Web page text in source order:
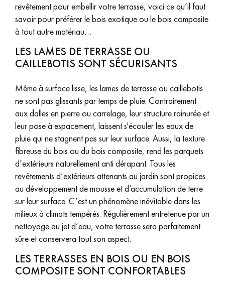
Obtenez un devis gratuit !
revêtement pour embellir votre terrasse, voici ce qu’il faut
savoir pour préférer le bois exotique ou le bois composite
à tout autre matériau…
LES LAMES DE TERRASSE OU
CAILLEBOTIS SONT SÉCURISANTS
Même à surface lisse, les lames de terrasse ou caillebotis
ne sont pas glissants par temps de pluie. Contrairement
aux dalles en pierre ou carrelage, leur structure rainurée et
leur pose à espacement, laissent s'écouler les eaux de
pluie qui ne stagnent pas sur leur surface. Aussi, la texture
fibreuse du bois ou du bois composite, rend les parquets
d’extérieurs naturellement anti dérapant. Tous les
revêtements d’extérieurs attenants au jardin sont propices
au développement de mousse et d’accumulation de terre
sur leur surface. C’est un phénomène inévitable dans les
milieux à climats tempérés. Régulièrement entretenue par un
nettoyage au jet d’eau, votre terrasse sera parfaitement
sûre et conservera tout son aspect.
LES TERRASSES EN BOIS OU EN BOIS
COMPOSITE SONT CONFORTABLES